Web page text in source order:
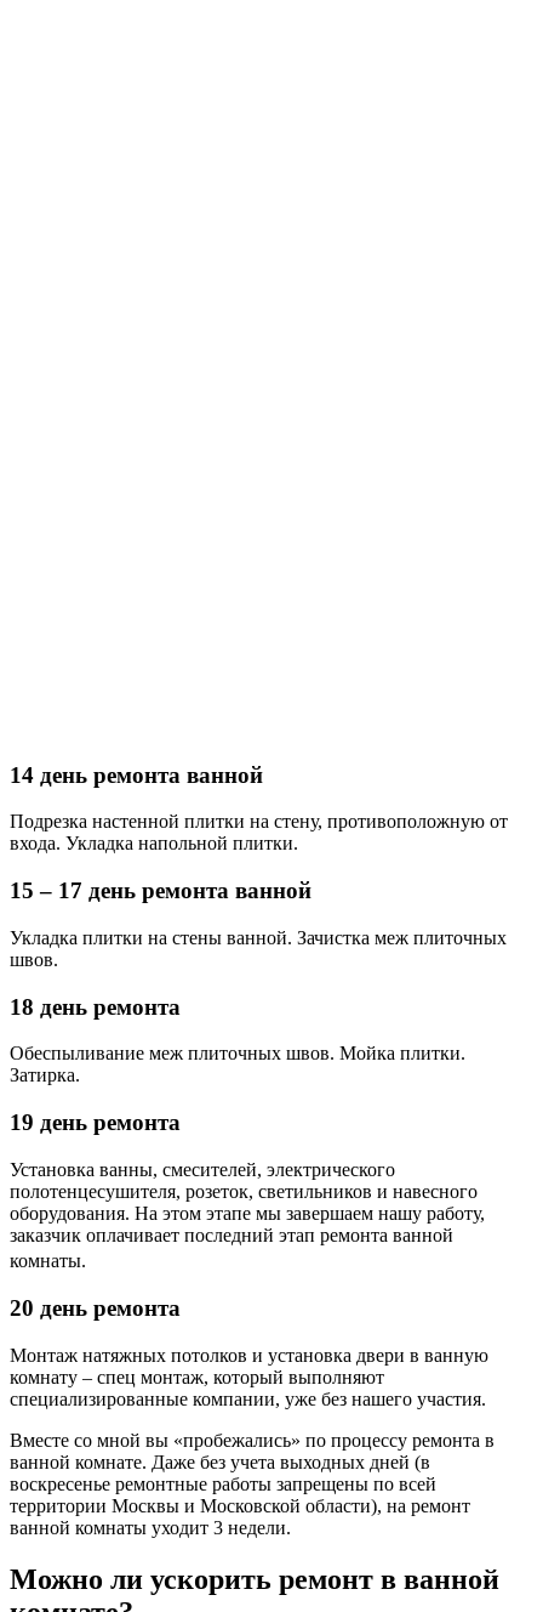
14 день ремонта ванной
Подрезка настенной плитки на стену, противоположную от
входа. Укладка напольной плитки.
15 – 17 день ремонта ванной
Укладка плитки на стены ванной. Зачистка меж плиточных
швов.
18 день ремонта
Обеспыливание меж плиточных швов. Мойка плитки.
Затирка.
19 день ремонта
Установка ванны, смесителей, электрического
полотенцесушителя, розеток, светильников и навесного
оборудования. На этом этапе мы завершаем нашу работу,
заказчик оплачивает последний этап ремонта ванной
комнаты.
20 день ремонта
Монтаж натяжных потолков и установка двери в ванную
комнату – спец монтаж, который выполняют
специализированные компании, уже без нашего участия.
Вместе со мной вы «пробежались» по процессу ремонта в
ванной комнате. Даже без учета выходных дней (в
воскресенье ремонтные работы запрещены по всей
территории Москвы и Московской области), на ремонт
ванной комнаты уходит 3 недели.
Можно ли ускорить ремонт в ванной